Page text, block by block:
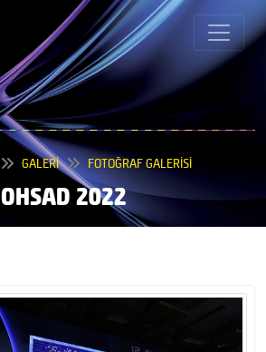
GALERİ FOTOĞRAF GALERİSİ
OHSAD 2022